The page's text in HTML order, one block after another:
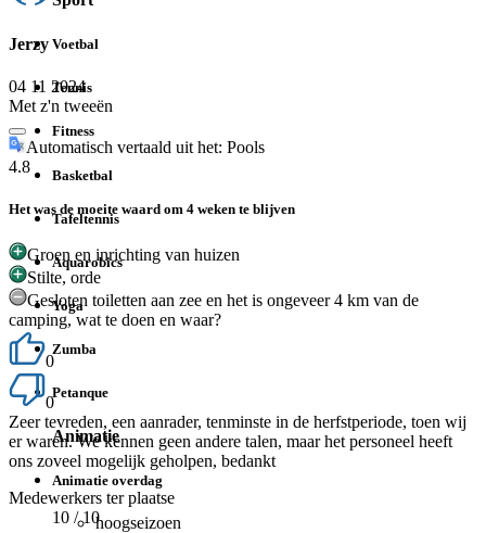
Voetbal
Tennis
Fitness
Basketbal
Tafeltennis
Aquarobics
Yoga
Zumba
Petanque
Animatie
Animatie overdag
hoogseizoen
Jerzy
04 11 2024
Met z'n tweeën
Automatisch vertaald uit het: Pools
4.8
Het was de moeite waard om 4 weken te blijven
Groen en inrichting van huizen
Stilte, orde
Gesloten toiletten aan zee en het is ongeveer 4 km van de
camping, wat te doen en waar?
0
0
Zeer tevreden, een aanrader, tenminste in de herfstperiode, toen wij
er waren. We kennen geen andere talen, maar het personeel heeft
ons zoveel mogelijk geholpen, bedankt
Medewerkers ter plaatse
10 / 10